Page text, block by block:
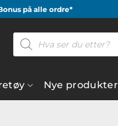
på alle ordre*
Products
search
Nye produkter